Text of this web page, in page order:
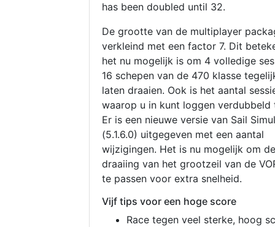
has been doubled until 32.
De grootte van de multiplayer
verkleind met een factor 7. Dit
het nu mogelijk is om 4 volledige
16 schepen van de 470 klasse
laten draaien. Ook is het aantal
waarop u in kunt loggen verdubbeld
Er is een nieuwe versie van Sail
(5.1.6.0) uitgegeven met een aantal
wijzigingen. Het is nu mogelijk om de
draaiing van het grootzeil van de
te passen voor extra snelheid.
Vijf tips voor een hoge score
Race tegen veel sterke, hoog